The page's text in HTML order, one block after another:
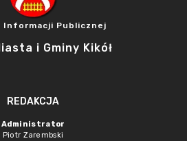
Informacji Publicznej
i Gminy Kikół
REDAKCJA
Administrator
Piotr Zarembski